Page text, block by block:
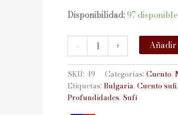
Disponibilidad: 97
-
Las
profundidades
la
imaginación
cantidad
+
SKU: 49 Categorías: Cuento,
Etiquetas: Bulgaria, Cuento sufi,
Profundidades, Sufí